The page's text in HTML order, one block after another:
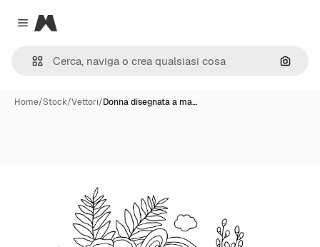
Close menu
Magnific
Cerca
Home/Stock/Vettori/Donna disegnata a ma…